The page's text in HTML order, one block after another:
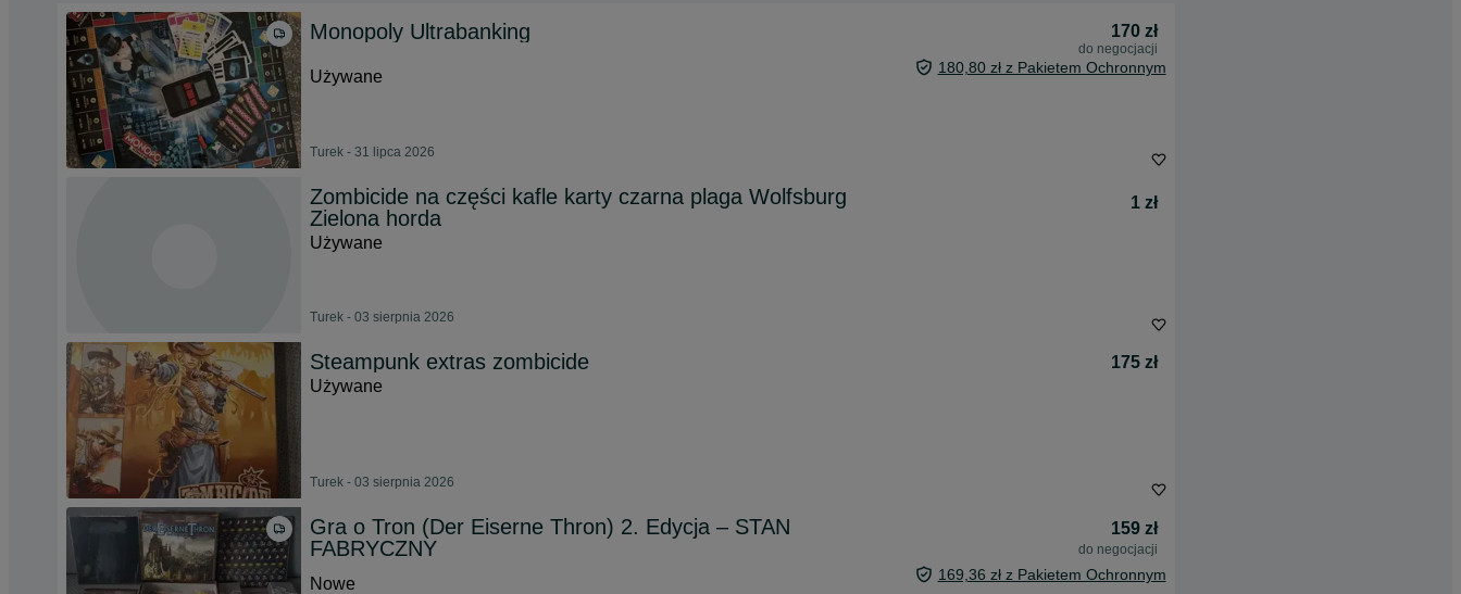
Monopoly Ultrabanking 170 zł
do negocjacji
Używane 180,80 zł z Pakietem Ochronnym
Turek - 31 lipca 2026
Zombicide na części kafle karty czarna plaga Wolfsburg
Zielona horda
1 zł
Używane
Turek - 03 sierpnia 2026
Steampunk extras zombicide
175 zł
Używane
Turek - 03 sierpnia 2026
Gra o Tron (Der Eiserne Thron) 2. Edycja – STAN
FABRYCZNY
159 zł
do negocjacji
Nowe 169,36 zł z Pakietem Ochronnym